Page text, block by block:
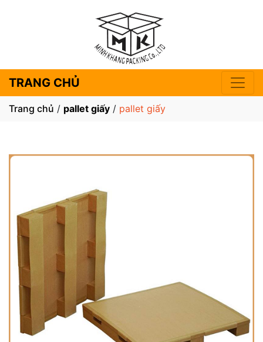
TRANG CHỦ
Trang chủ / pallet giấy / pallet giấy